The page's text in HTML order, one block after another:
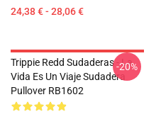
24,38 € - 28,06 €
Trippie Redd Sudaderas - La
Vida Es Un Viaje Sudadera
Pullover RB1602
-20%